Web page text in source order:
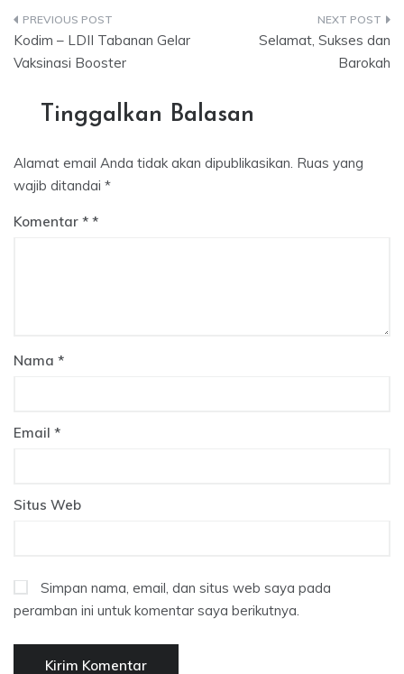
Navigasi
pos
Kodim – LDII Tabanan Gelar
Vaksinasi Booster
Selamat, Sukses dan
Barokah
Tinggalkan Balasan
Alamat email Anda tidak akan dipublikasikan. Ruas yang
wajib ditandai *
Komentar *
Nama *
Email *
Situs Web
Simpan nama, email, dan situs web saya pada
peramban ini untuk komentar saya berikutnya.